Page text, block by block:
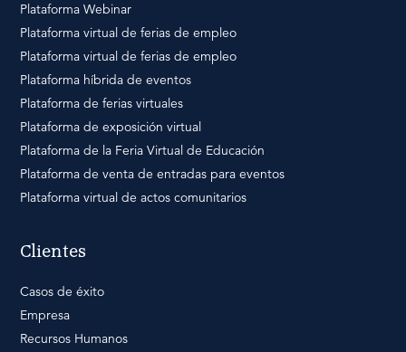
Plataforma Webinar
Plataforma virtual de ferias de empleo
Plataforma virtual de ferias de empleo
Plataforma híbrida de eventos
Plataforma de ferias virtuales
Plataforma de exposición virtual
Plataforma de la Feria Virtual de Educación
Plataforma de venta de entradas para eventos
Plataforma virtual de actos comunitarios
Clientes
Casos de éxito
Empresa
Recursos Humanos